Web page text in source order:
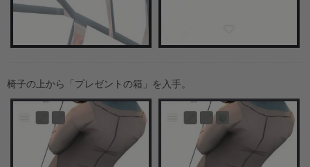
椅子の上から「プレゼントの箱」を入手。